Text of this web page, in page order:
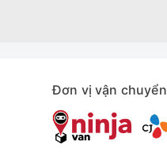
Đơn vị vận chuyển